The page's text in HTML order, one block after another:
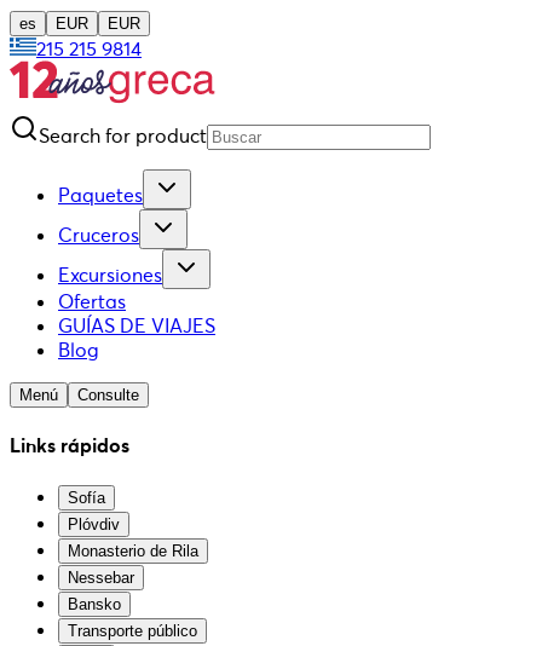
es EUR EUR
215 215 9814
Search for product
Paquetes
Cruceros
Excursiones
Ofertas
GUÍAS DE VIAJES
Blog
Menú Consulte
Links rápidos
Sofía
Plóvdiv
Monasterio de Rila
Nessebar
Bansko
Transporte público